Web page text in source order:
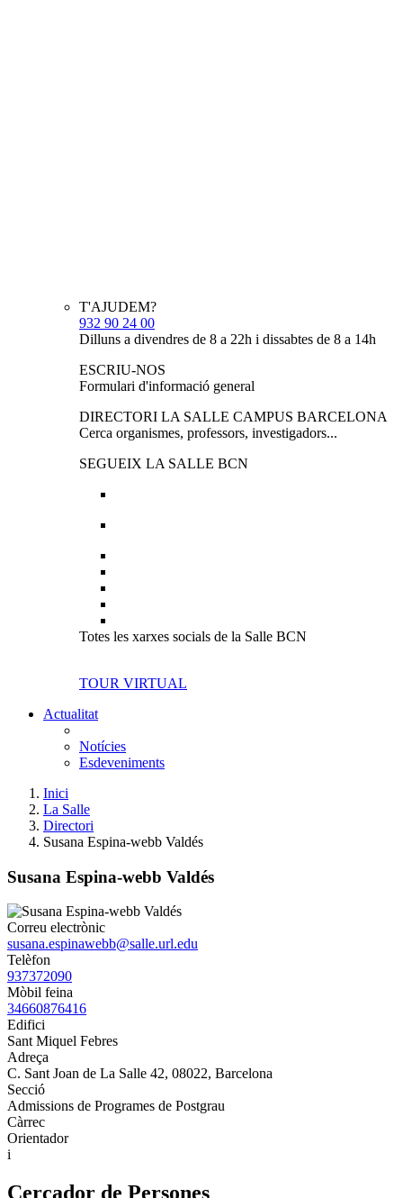
T'AJUDEM?
932 90 24 00
Dilluns a divendres de 8 a 22h i dissabtes de 8 a 14h
ESCRIU-NOS
Formulari d'informació general
DIRECTORI LA SALLE CAMPUS BARCELONA
Cerca organismes, professors, investigadors...
SEGUEIX LA SALLE BCN
Totes les xarxes socials de la Salle BCN
TOUR VIRTUAL
Actualitat
Notícies
Esdeveniments
Inici
La Salle
Directori
Susana Espina-webb Valdés
Susana Espina-webb Valdés
Correu electrònic
susana.espinawebb@salle.url.edu
Telèfon
937372090
Mòbil feina
34660876416
Edifici
Sant Miquel Febres
Adreça
C. Sant Joan de La Salle 42, 08022, Barcelona
Secció
Admissions de Programes de Postgrau
Càrrec
Orientador
i
Cercador de Persones